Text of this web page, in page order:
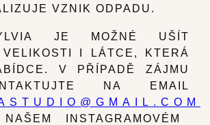
VZNIK ODPADU.
JE MOŽNÉ UŠÍT
I LÁTCE, KTERÁ
V PŘÍPADĚ ZÁJMU
NA EMAIL
INSTAGRAMOVÉM